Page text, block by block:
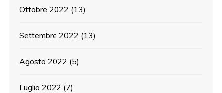
Ottobre 2022 (13)
Settembre 2022 (13)
Agosto 2022 (5)
Luglio 2022 (7)